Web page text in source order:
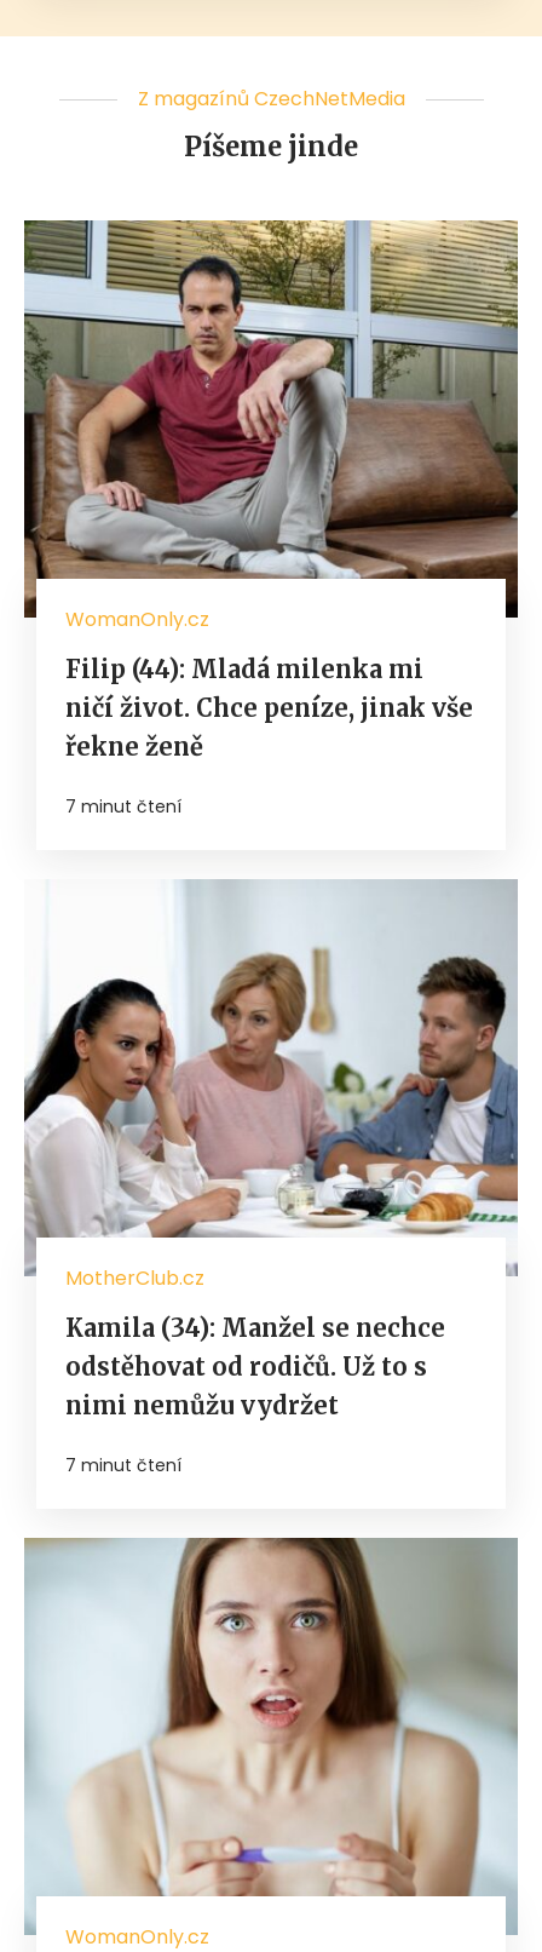
Z magazínů CzechNetMedia
Píšeme jinde
WomanOnly.cz
Filip (44): Mladá milenka mi
ničí život. Chce peníze, jinak vše
řekne ženě
7 minut čtení
MotherClub.cz
Kamila (34): Manžel se nechce
odstěhovat od rodičů. Už to s
nimi nemůžu vydržet
7 minut čtení
WomanOnly.cz